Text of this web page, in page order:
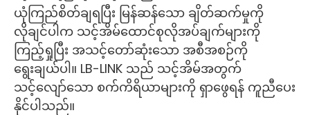
ယုံကြည်စိတ်ချရပြီး မြန်ဆန်သော ချိတ်ဆက်မှုကို
လိုချင်ပါက သင့်အိမ်ထောင်စုလိုအပ်ချက်များကို
ကြည့်ရှုပြီး အသင့်တော်ဆုံးသော အစီအစဉ်ကို
ရွေးချယ်ပါ။ LB-LINK သည် သင့်အိမ်အတွက်
သင့်လျော်သော စက်ကိရိယာများကို ရှာဖွေရန် ကူညီပေး
နိုင်ပါသည်။